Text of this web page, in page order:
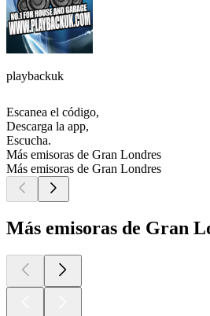
playbackuk
Escanea el código,
Descarga la app,
Escucha.
Más emisoras de Gran Londres
Más emisoras de Gran Londres
Más emisoras de Gran